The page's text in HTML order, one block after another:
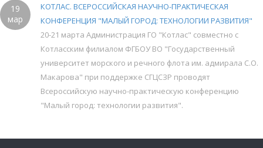
19
мар
КОТЛАС. ВСЕРОССИЙСКАЯ НАУЧНО-ПРАКТИЧЕСКАЯ
КОНФЕРЕНЦИЯ "МАЛЫЙ ГОРОД: ТЕХНОЛОГИИ РАЗВИТИЯ"
20-21 марта Администрация ГО "Котлас" совместно с
Котласским филиалом ФГБОУ ВО "Государственный
университет морского и речного флота им. адмирала С.О.
Макарова" при поддержке СГЦСЗР проводят
Всероссийскую научно-практическую конференцию
"Малый город: технологии развития".